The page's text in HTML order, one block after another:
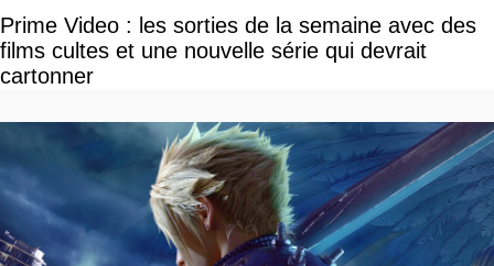
Prime Video : les sorties de la semaine avec des
films cultes et une nouvelle série qui devrait
cartonner